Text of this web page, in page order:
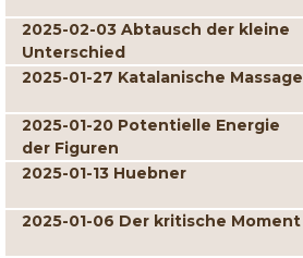
2025-02-03 Abtausch der kleine
Unterschied
2025-01-27 Katalanische Massage
2025-01-20 Potentielle Energie
der Figuren
2025-01-13 Huebner
2025-01-06 Der kritische Moment